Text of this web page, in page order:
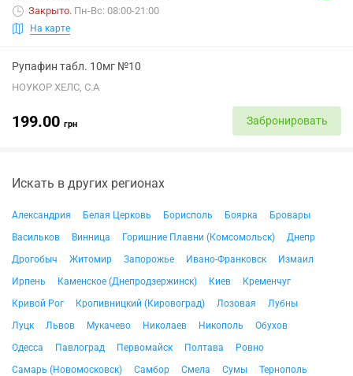
Закрыто. Пн-Вс: 08:00-21:00
На карте
Рупафин табл. 10мг №10
НОУКОР ХЕЛС, С.А
199.00 грн Забронировать
Искать в других регионах
Александрия Белая Церковь Борисполь Боярка
Бровары
Васильков
Винница Горишние Плавни (Комсомольск)
Днепр
Дрогобыч
Житомир Запорожье Ивано-Франковск
Измаил
Ирпень
Каменское (Днепродзержинск) Киев
Кременчуг
Кривой Рог
Кропивницкий (Кировоград) Лозовая
Лубны
Луцк
Львов Мукачево Николаев Никополь
Обухов
Одесса
Павлоград Первомайск Полтава
Ровно
Самарь (Новомосковск)
Самбор Смела Сумы
Тернополь